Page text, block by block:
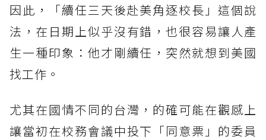
因此，「續任三天後赴美角逐校長」這個說
法，在日期上似乎沒有錯，也很容易讓人產
生一種印象：他才剛續任，突然就想到美國
找工作。
尤其在國情不同的台灣，的確可能在觀感上
讓當初在校務會議中投下「同意票」的委員